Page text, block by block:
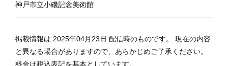
神戸市立小磯記念美術館
掲載情報は 2025年04月23日 配信時のものです。 現在の内容
と異なる場合がありますので、あらかじめご了承ください。
料金は税込表記を基本としています。